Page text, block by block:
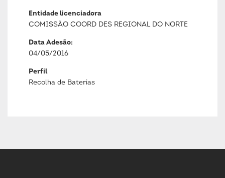
Entidade licenciadora
COMISSÃO COORD DES REGIONAL DO NORTE
Data Adesão:
04/05/2016
Perfil
Recolha de Baterias